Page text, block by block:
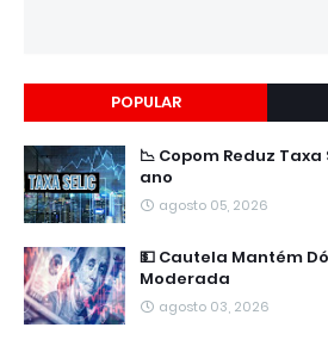
POPULAR
📉 Copom Reduz
ano
agosto 05, 2026
💵 Cautela Mantém
Moderada
agosto 03, 2026